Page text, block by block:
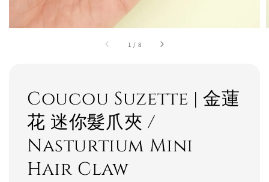
1 / 8
Coucou Suzette | 金蓮
花 迷你髮爪夾 /
Nasturtium Mini
Hair Claw